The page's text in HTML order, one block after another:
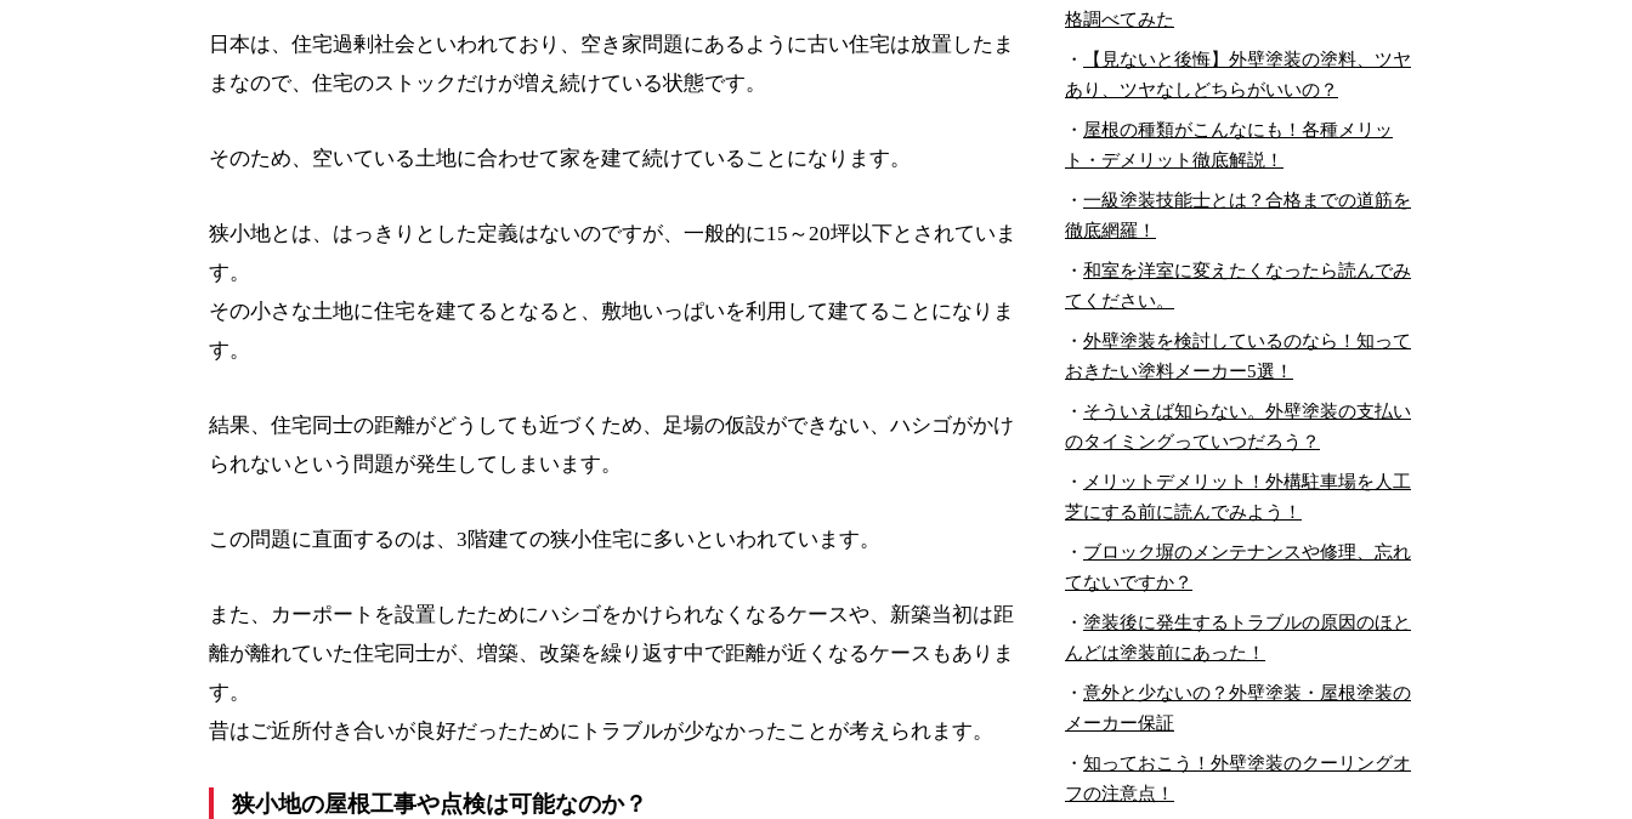
日本は、住宅過剰社会といわれており、空き家問題にあるように古い住宅は放置したま
まなので、住宅のストックだけが増え続けている状態です。
そのため、空いている土地に合わせて家を建て続けていることになります。
狭小地とは、はっきりとした定義はないのですが、一般的に15～20坪以下とされていま
す。
その小さな土地に住宅を建てるとなると、敷地いっぱいを利用して建てることになりま
す。
結果、住宅同士の距離がどうしても近づくため、足場の仮設ができない、ハシゴがかけ
られないという問題が発生してしまいます。
この問題に直面するのは、3階建ての狭小住宅に多いといわれています。
また、カーポートを設置したためにハシゴをかけられなくなるケースや、新築当初は距
離が離れていた住宅同士が、増築、改築を繰り返す中で距離が近くなるケースもありま
す。
昔はご近所付き合いが良好だったためにトラブルが少なかったことが考えられます。
狭小地の屋根工事や点検は可能なのか？
格調べてみた
・
【見ないと後悔】外壁塗装の塗料、ツヤ
あり、ツヤなしどちらがいいの？
・ 屋根の種類がこんなにも！各種メリッ
ト・デメリット徹底解説！
・ 一級塗装技能士とは？合格までの道筋を
徹底網羅！
・ 和室を洋室に変えたくなったら読んでみ
てください。
・ 外壁塗装を検討しているのなら！知って
おきたい塗料メーカー5選！
・ そういえば知らない。外壁塗装の支払い
のタイミングっていつだろう？
・ メリットデメリット！外構駐車場を人工
芝にする前に読んでみよう！
・ ブロック塀のメンテナンスや修理、忘れ
てないですか？
・ 塗装後に発生するトラブルの原因のほと
んどは塗装前にあった！
・ 意外と少ないの？外壁塗装・屋根塗装の
メーカー保証
・ 知っておこう！外壁塗装のクーリングオ
フの注意点！